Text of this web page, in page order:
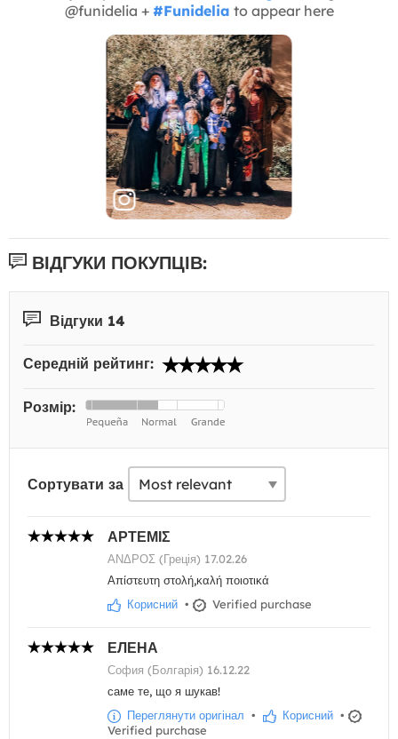
@funidelia + #Funidelia to appear here
ВІДГУКИ ПОКУПЦІВ:
Відгуки 14
Середній рейтинг:
Розмір:
Сортувати за
ΑΡΤΕΜΙΣ
ΑΝΔΡΟΣ (Греція) 17.02.26
Απίστευτη στολή,καλή ποιοτικά
Корисний • Verified purchase
ЕЛЕНА
София (Болгарія) 16.12.22
саме те, що я шукав!
Переглянути оригінал • Корисний •
Verified purchase